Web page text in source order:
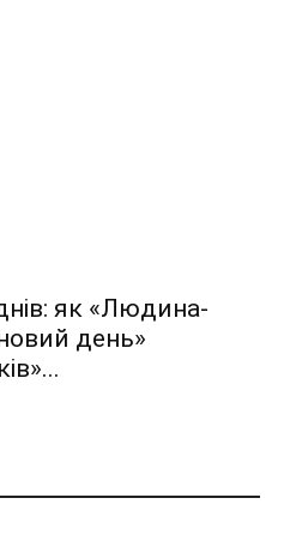
як «Людина-
день»